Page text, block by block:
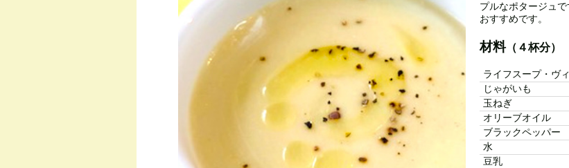
プルなポタージュ
おすすめです。
材料（４杯分）
ライフスープ・ヴ
じゃがいも
玉ねぎ
オリーブオイル
ブラックペッパー
水
豆乳